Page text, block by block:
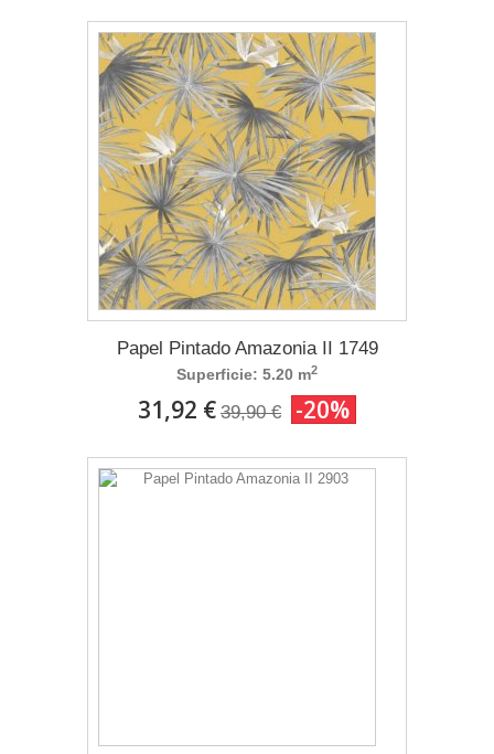
Papel Pintado Amazonia II 1749
Superficie: 5.20 m2
31,92 € 39,90 € -20%